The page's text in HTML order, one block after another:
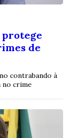
protege
de
contrabando à
no crime